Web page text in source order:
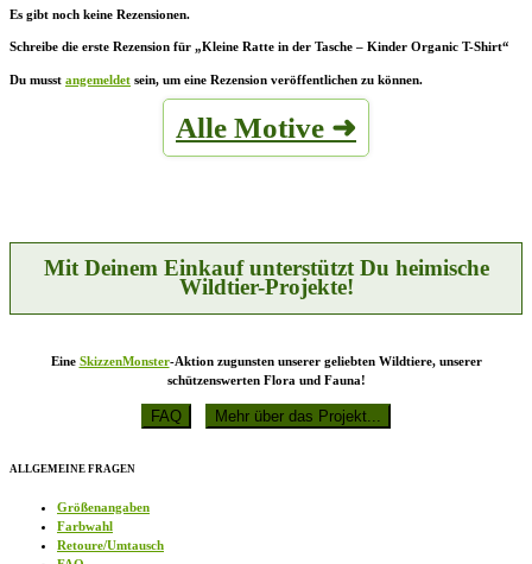
Es gibt noch keine Rezensionen.
Schreibe die erste Rezension für „Kleine Ratte in der Tasche – Kinder Organic T-Shirt“
Du musst angemeldet sein, um eine Rezension veröffentlichen zu können.
Alle Motive ➜
Mit Deinem Einkauf unterstützt Du heimische
Wildtier-Projekte!
Eine SkizzenMonster-Aktion zugunsten unserer geliebten Wildtiere, unserer
schützenswerten Flora und Fauna!
ALLGEMEINE FRAGEN
Größenangaben
Farbwahl
Retoure/Umtausch